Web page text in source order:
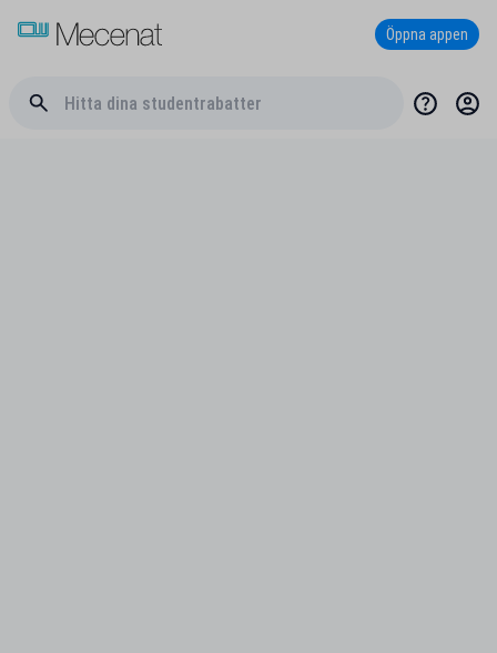
Öppna appen